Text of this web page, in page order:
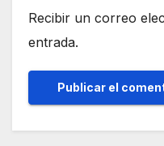
Recibir un correo
entrada.